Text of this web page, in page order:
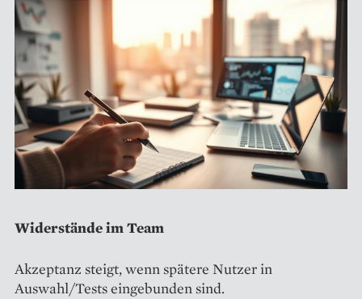
Widerstände im Team
Akzeptanz steigt, wenn spätere Nutzer in
Auswahl/Tests eingebunden sind.